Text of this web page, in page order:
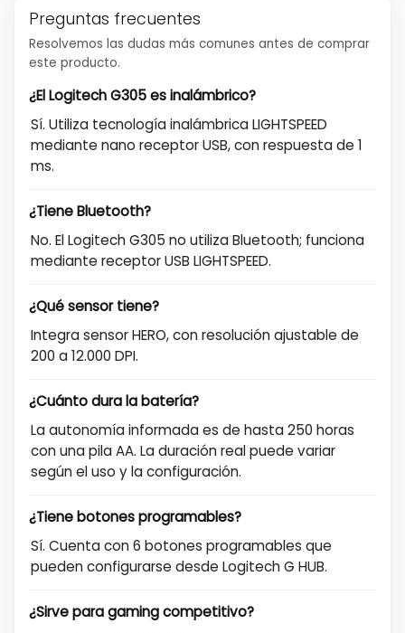
Preguntas frecuentes
Resolvemos las dudas más comunes antes de comprar
este producto.
¿El Logitech G305 es inalámbrico?
Sí. Utiliza tecnología inalámbrica LIGHTSPEED
mediante nano receptor USB, con respuesta de 1
ms.
¿Tiene Bluetooth?
No. El Logitech G305 no utiliza Bluetooth; funciona
mediante receptor USB LIGHTSPEED.
¿Qué sensor tiene?
Integra sensor HERO, con resolución ajustable de
200 a 12.000 DPI.
¿Cuánto dura la batería?
La autonomía informada es de hasta 250 horas
con una pila AA. La duración real puede variar
según el uso y la configuración.
¿Tiene botones programables?
Sí. Cuenta con 6 botones programables que
pueden configurarse desde Logitech G HUB.
¿Sirve para gaming competitivo?